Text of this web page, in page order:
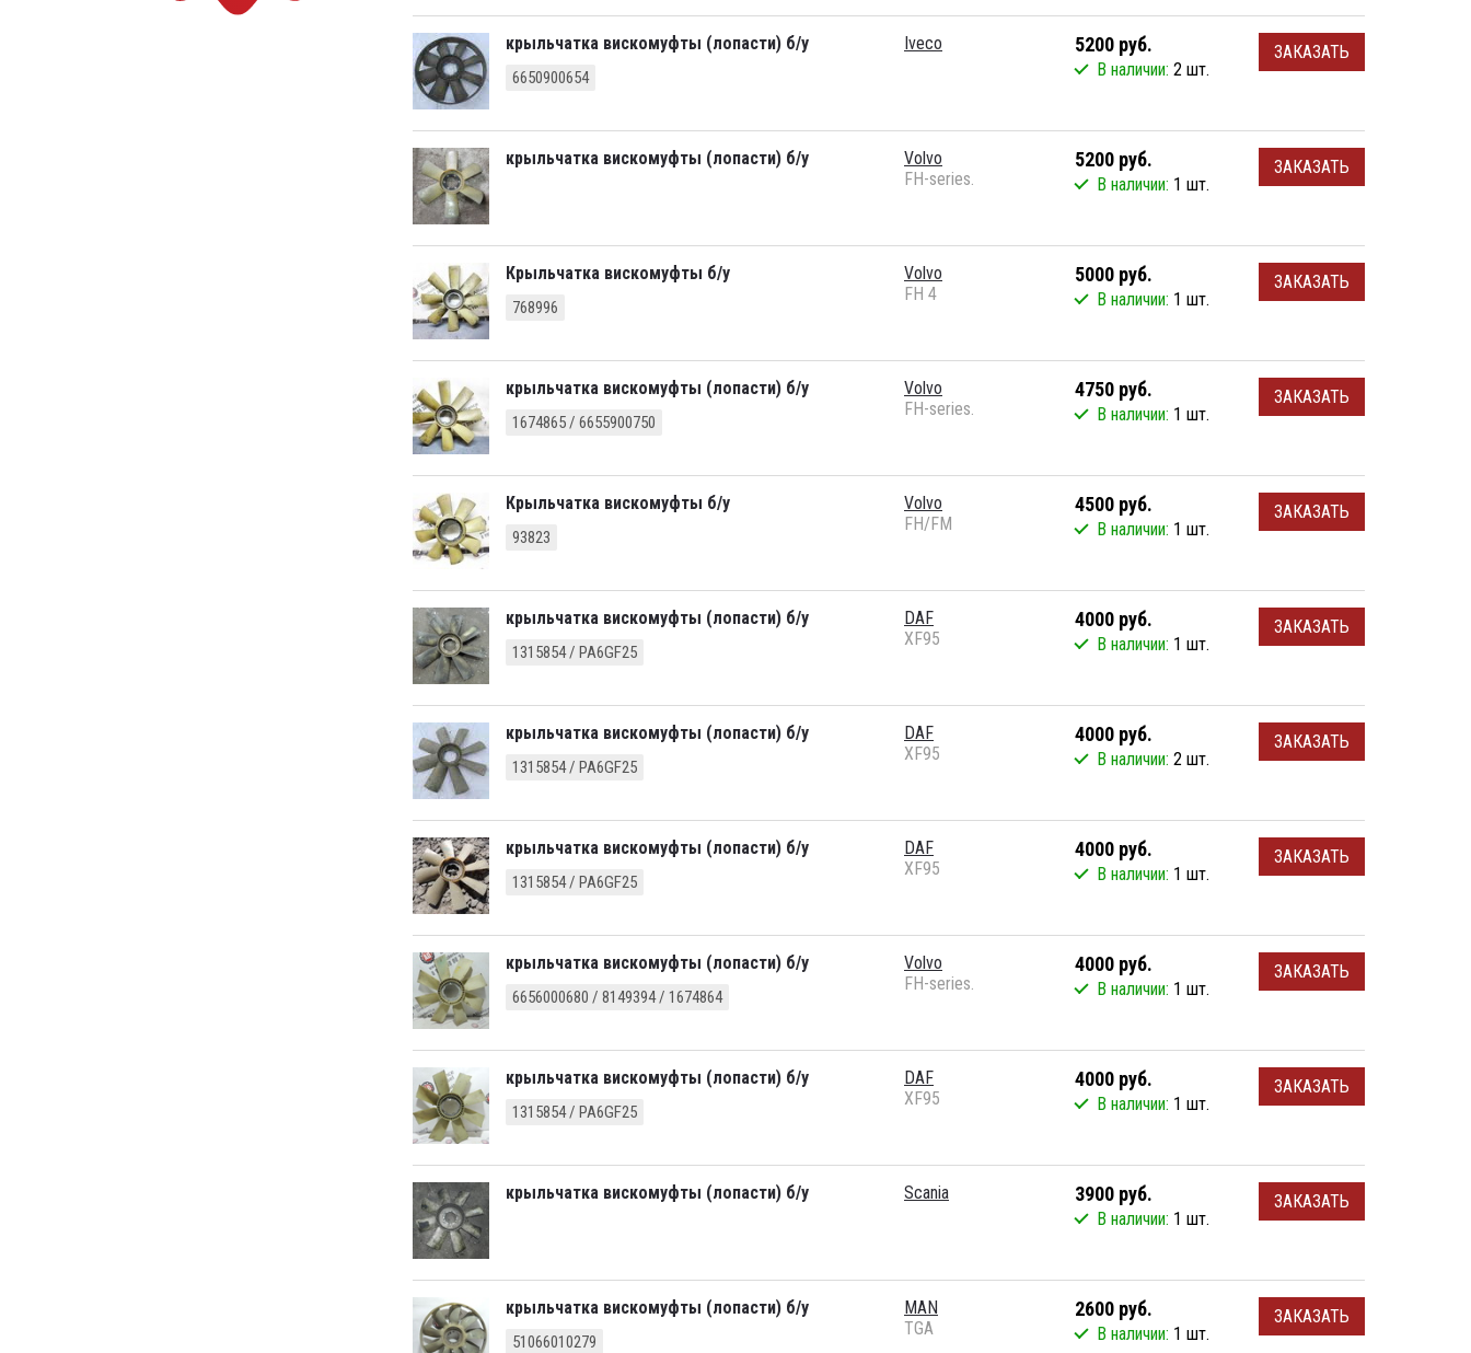
крыльчатка вискомуфты (лопасти) б/у
6650900654
Iveco 5200 руб.
В наличии: 2 шт.
ЗАКАЗАТЬ
крыльчатка вискомуфты (лопасти) б/у
Volvo
FH-series.
5200 руб.
В наличии: 1 шт.
ЗАКАЗАТЬ
Крыльчатка вискомуфты б/у
768996
Volvo
FH 4
5000 руб.
В наличии: 1 шт.
ЗАКАЗАТЬ
крыльчатка вискомуфты (лопасти) б/у
1674865 / 6655900750
Volvo
FH-series.
4750 руб.
В наличии: 1 шт.
ЗАКАЗАТЬ
Крыльчатка вискомуфты б/у
93823
Volvo
FH/FM
4500 руб.
В наличии: 1 шт.
ЗАКАЗАТЬ
крыльчатка вискомуфты (лопасти) б/у
1315854 / PA6GF25
DAF
XF95
4000 руб.
В наличии: 1 шт.
ЗАКАЗАТЬ
крыльчатка вискомуфты (лопасти) б/у
1315854 / PA6GF25
DAF
XF95
4000 руб.
В наличии: 2 шт.
ЗАКАЗАТЬ
крыльчатка вискомуфты (лопасти) б/у
1315854 / PA6GF25
DAF
XF95
4000 руб.
В наличии: 1 шт.
ЗАКАЗАТЬ
крыльчатка вискомуфты (лопасти) б/у
6656000680 / 8149394 / 1674864
Volvo
FH-series.
4000 руб.
В наличии: 1 шт.
ЗАКАЗАТЬ
крыльчатка вискомуфты (лопасти) б/у
1315854 / PA6GF25
DAF
XF95
4000 руб.
В наличии: 1 шт.
ЗАКАЗАТЬ
крыльчатка вискомуфты (лопасти) б/у Scania 3900 руб.
В наличии: 1 шт.
ЗАКАЗАТЬ
крыльчатка вискомуфты (лопасти) б/у
51066010279
MAN
TGA
2600 руб.
В наличии: 1 шт.
ЗАКАЗАТЬ